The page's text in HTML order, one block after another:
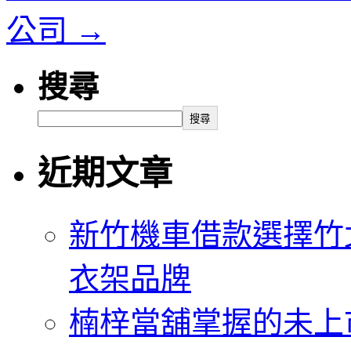
公司 →
搜尋
搜尋
近期文章
新竹機車借款選擇
衣架品牌
楠梓當舖掌握的未